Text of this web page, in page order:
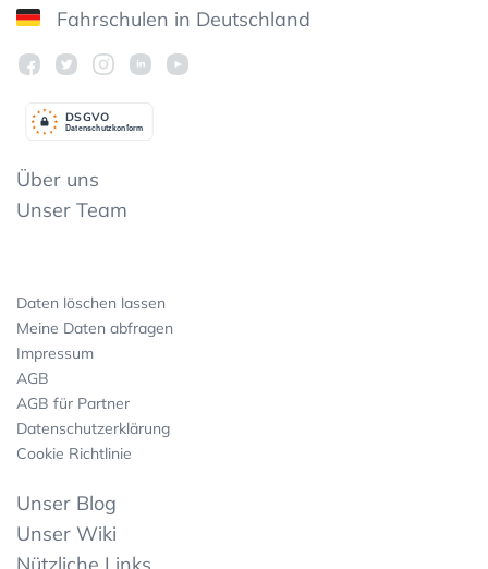
Fahrschulen in Deutschland
Datenschutzkonform
DSGVO
Über uns
Unser Team
Daten löschen lassen
Meine Daten abfragen
Impressum
AGB
AGB für Partner
Datenschutzerklärung
Cookie Richtlinie
Unser Blog
Unser Wiki